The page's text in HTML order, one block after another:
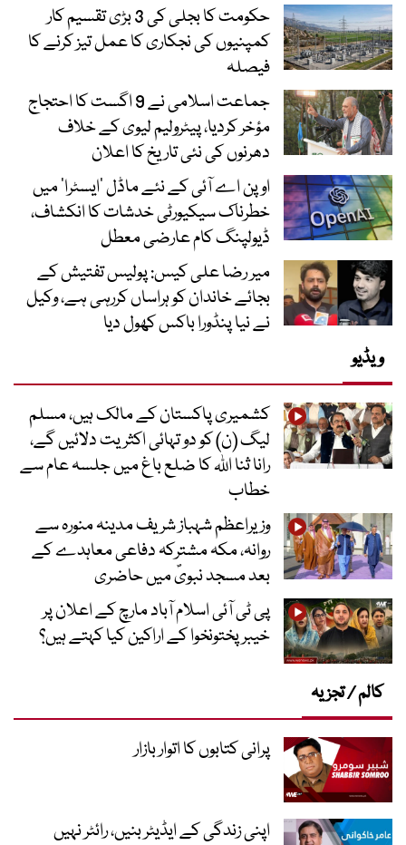
حکومت کا بجلی کی 3 بڑی تقسیم کار
کمپنیوں کی نجکاری کا عمل تیز کرنے کا
فیصلہ
جماعت اسلامی نے 9 اگست کا احتجاج
مؤخر کردیا، پیٹرولیم لیوی کے خلاف
دھرنوں کی نئی تاریخ کا اعلان
اوپن اے آئی کے نئے ماڈل ’ایسٹرا‘ میں
خطرناک سیکیورٹی خدشات کا انکشاف،
ڈیولپنگ کام عارضی معطل
میر رضا علی کیس: پولیس تفتیش کے
بجائے خاندان کو ہراساں کررہی ہے، وکیل
نے نیا پنڈورا باکس کھول دیا
ویڈیو
کشمیری پاکستان کے مالک ہیں، مسلم
لیگ (ن) کو دو تہائی اکثریت دلائیں گے،
رانا ثنا اللہ کا ضلع باغ میں جلسہ عام سے
خطاب
وزیراعظم شہباز شریف مدینہ منورہ سے
روانہ، مکہ مشترکہ دفاعی معاہدے کے
بعد مسجد نبویؐ میں حاضری
پی ٹی آئی اسلام آباد مارچ کے اعلان پر
خیبر پختونخوا کے اراکین کیا کہتے ہیں؟
کالم / تجزیہ
پرانی کتابوں کا اتوار بازار
اپنی زندگی کے ایڈیٹر بنیں، رائٹر نہیں